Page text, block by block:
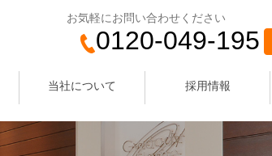
お気軽にお問い合わせください
0120-049-195
当社について 採用情報